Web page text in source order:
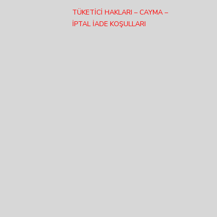
TÜKETİCİ HAKLARI – CAYMA –
İPTAL İADE KOŞULLARI